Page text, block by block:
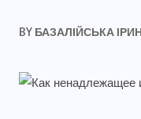
BY БАЗАЛІЙСЬКА